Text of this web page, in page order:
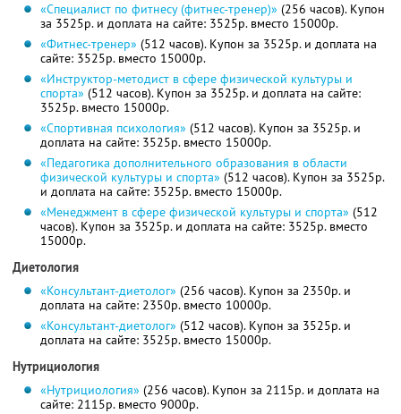
«Специалист по фитнесу (фитнес-тренер)» (256 часов). Купон
за 3525р. и доплата на сайте: 3525р. вместо 15000р.
«Фитнес-тренер» (512 часов). Купон за 3525р. и доплата на
сайте: 3525р. вместо 15000р.
«Инструктор-методист в сфере физической культуры и
спорта» (512 часов). Купон за 3525р. и доплата на сайте:
3525р. вместо 15000р.
«Спортивная психология» (512 часов). Купон за 3525р. и
доплата на сайте: 3525р. вместо 15000р.
«Педагогика дополнительного образования в области
физической культуры и спорта» (512 часов). Купон за 3525р.
и доплата на сайте: 3525р. вместо 15000р.
«Менеджмент в сфере физической культуры и спорта» (512
часов). Купон за 3525р. и доплата на сайте: 3525р. вместо
15000р.
Диетология
«Консультант-диетолог» (256 часов). Купон за 2350р. и
доплата на сайте: 2350р. вместо 10000р.
«Консультант-диетолог» (512 часов). Купон за 3525р. и
доплата на сайте: 3525р. вместо 15000р.
Нутрициология
«Нутрициология» (256 часов). Купон за 2115р. и доплата на
сайте: 2115р. вместо 9000р.